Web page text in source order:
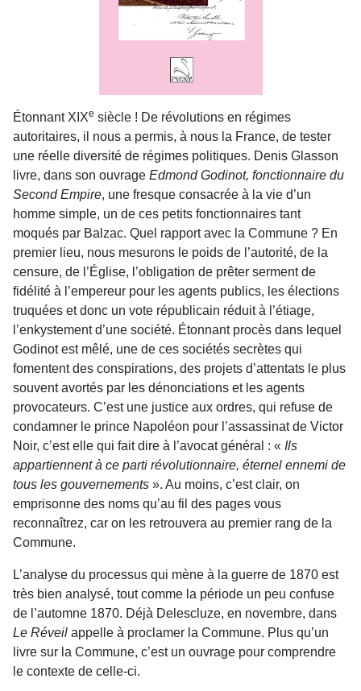
Étonnant XIXe siècle ! De révolutions en régimes
autoritaires, il nous a permis, à nous la France, de tester
une réelle diversité de régimes politiques. Denis Glasson
livre, dans son ouvrage Edmond Godinot, fonctionnaire du
Second Empire, une fresque consacrée à la vie d’un
homme simple, un de ces petits fonctionnaires tant
moqués par Balzac. Quel rapport avec la Commune ? En
premier lieu, nous mesurons le poids de l’autorité, de la
censure, de l’Église, l’obligation de prêter serment de
fidélité à l’empereur pour les agents publics, les élections
truquées et donc un vote républicain réduit à l’étiage,
l’enkystement d’une société. Étonnant procès dans lequel
Godinot est mêlé, une de ces sociétés secrètes qui
fomentent des conspirations, des projets d’attentats le plus
souvent avortés par les dénonciations et les agents
provocateurs. C’est une justice aux ordres, qui refuse de
condamner le prince Napoléon pour l’assassinat de Victor
Noir, c’est elle qui fait dire à l’avocat général : « Ils
appartiennent à ce parti révolutionnaire, éternel ennemi de
tous les gouvernements ». Au moins, c’est clair, on
emprisonne des noms qu’au fil des pages vous
reconnaîtrez, car on les retrouvera au premier rang de la
Commune.
L’analyse du processus qui mène à la guerre de 1870 est
très bien analysé, tout comme la période un peu confuse
de l’automne 1870. Déjà Delescluze, en novembre, dans
Le Réveil appelle à proclamer la Commune. Plus qu’un
livre sur la Commune, c’est un ouvrage pour comprendre
le contexte de celle-ci.